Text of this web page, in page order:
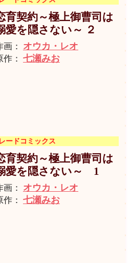
育契約～極上御曹司は
愛を隠さない～ ２
画： オウカ・レオ
作： 七瀬みお
ードコミックス
育契約～極上御曹司は
愛を隠さない～ 1
画： オウカ・レオ
作： 七瀬みお